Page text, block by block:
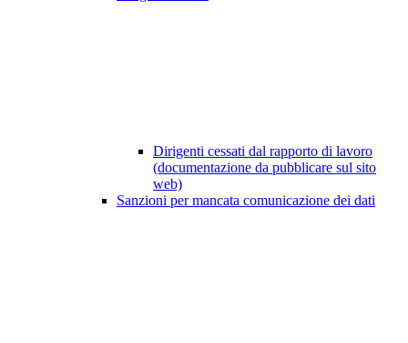
Dirigenti cessati dal rapporto di lavoro
(documentazione da pubblicare sul sito
web)
Sanzioni per mancata comunicazione dei dati